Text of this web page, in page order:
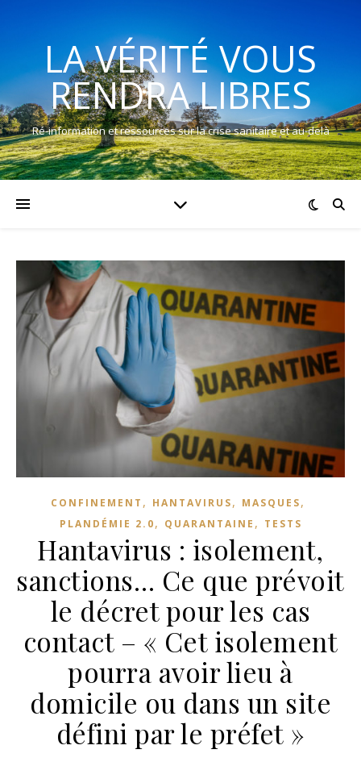
LA VÉRITÉ VOUS
RENDRA LIBRES
Ré-information et ressources sur la crise sanitaire et au-delà
CONFINEMENT , HANTAVIRUS, MASQUES,
PLANDÉMIE 2.0, QUARANTAINE , TESTS
Hantavirus : isolement,
sanctions… Ce que prévoit
le décret pour les cas
contact – « Cet isolement
pourra avoir lieu à
domicile ou dans un site
défini par le préfet »